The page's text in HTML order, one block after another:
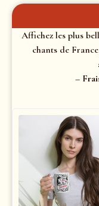
Affichez les plus
chants de
–